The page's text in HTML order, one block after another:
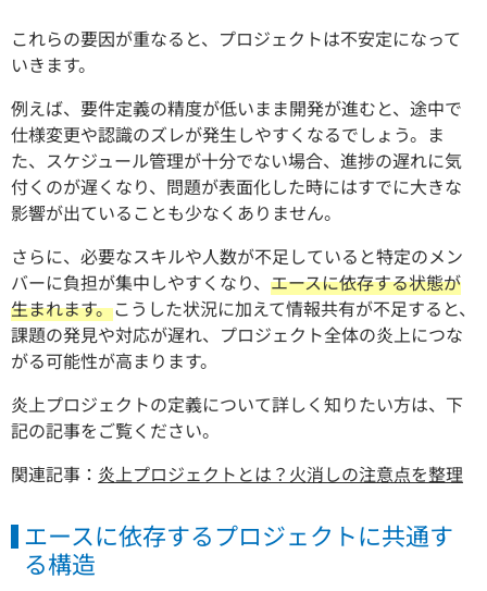
これらの要因が重なると、プロジェクトは不安定になって
いきます。
例えば、要件定義の精度が低いまま開発が進むと、途中で
仕様変更や認識のズレが発生しやすくなるでしょう。ま
た、スケジュール管理が十分でない場合、進捗の遅れに気
付くのが遅くなり、問題が表面化した時にはすでに大きな
影響が出ていることも少なくありません。
さらに、必要なスキルや人数が不足していると特定のメン
バーに負担が集中しやすくなり、 エースに依存する状態が
生まれます。こうした状況に加えて情報共有が不足すると、
課題の発見や対応が遅れ、プロジェクト全体の炎上につな
がる可能性が高まります。
炎上プロジェクトの定義について詳しく知りたい方は、下
記の記事をご覧ください。
関連記事： 炎上プロジェクトとは？火消しの注意点を整理
エースに依存するプロジェクトに共通す
る構造